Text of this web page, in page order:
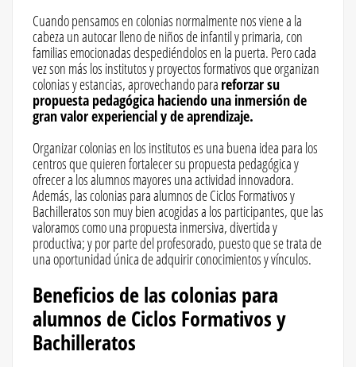
Cuando pensamos en colonias normalmente nos viene a la
cabeza un autocar lleno de niños de infantil y primaria, con
familias emocionadas despediéndolos en la puerta. Pero cada
vez son más los institutos y proyectos formativos que organizan
colonias y estancias, aprovechando para reforzar su
propuesta pedagógica haciendo una inmersión de
gran valor experiencial y de aprendizaje.
Organizar colonias en los institutos es una buena idea para los
centros que quieren fortalecer su propuesta pedagógica y
ofrecer a los alumnos mayores una actividad innovadora.
Además, las colonias para alumnos de Ciclos Formativos y
Bachilleratos son muy bien acogidas a los participantes, que las
valoramos como una propuesta inmersiva, divertida y
productiva; y por parte del profesorado, puesto que se trata de
una oportunidad única de adquirir conocimientos y vínculos.
Beneficios de las colonias para
alumnos de Ciclos Formativos y
Bachilleratos